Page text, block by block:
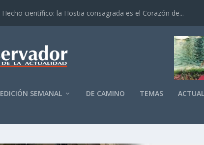
Hecho científico: la Hostia consagrada es el Corazón de...
EDICIÓN SEMANAL DE CAMINO TEMAS